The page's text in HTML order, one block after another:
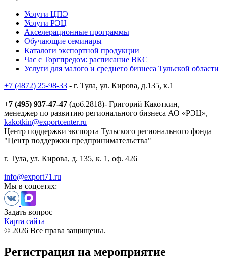
Услуги ЦПЭ
Услуги РЭЦ
Акселерационные программы
Обучающие семинары
Каталоги экспортной продукции
Час с Торгпредом: расписание ВКС
Услуги для малого и среднего бизнеса Тульской области
+7 (4872) 25-98-33 - г. Тула, ул. Кирова, д.135, к.1
+7 (495) 937-47-47 (доб.2818)- Григорий Какоткин,
менеджер по развитию регионального бизнеса АО «РЭЦ»,
kakotkin@exportcenter.ru
Центр поддержки экспорта Тульского регионального фонда
"Центр поддержки предпринимательства"
г. Тула, ул. Кирова, д. 135, к. 1, оф. 426
info@export71.ru
Мы в соцсетях:
Задать вопрос
Карта сайта
© 2026 Все права защищены.
Регистрация на мероприятие